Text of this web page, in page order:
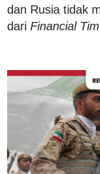
dan Rusia tidak
dari Financial